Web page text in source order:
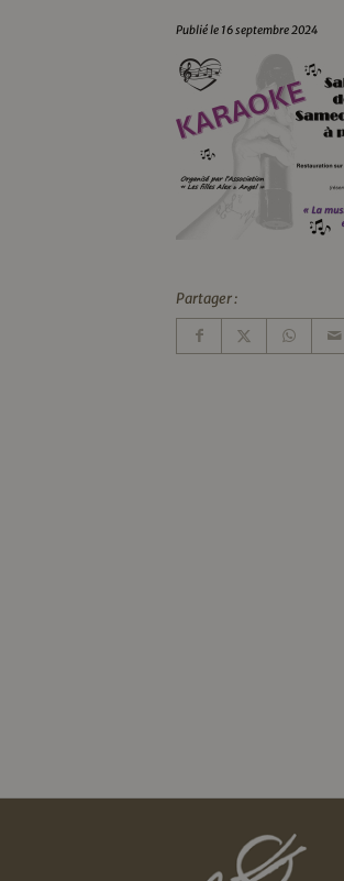
Publié le 16 septembre 2024
Partager :